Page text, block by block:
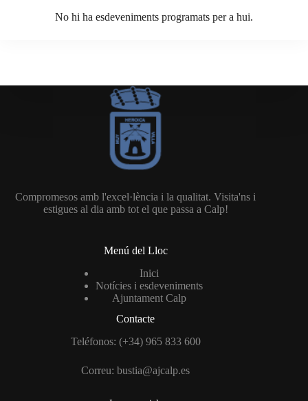
No hi ha esdeveniments programats per a hui.
Compromesos amb l'excel·lència i la qualitat. Visita'ns i
estigues al dia amb tot el que passa a Calp!
Menú del Lloc
Inici
Notícies i esdeveniments
Ajuntament Calp
Contacte
Teléfonos: (+34) 965 833 600
Correu:bustia@ajcalp.es